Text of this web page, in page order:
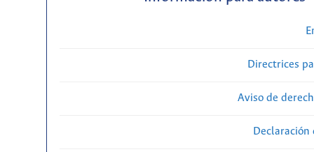
Directrices
Aviso de